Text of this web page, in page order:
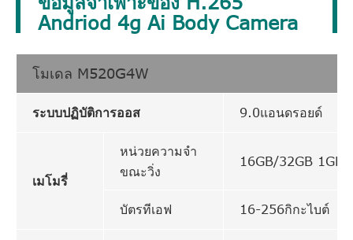
Andriod 4g Ai Body Camera
โมเดล M520G4W
ระบบปฏิบัติการออส 9.0แอนดรอยด์
เมโมรี่
หน่วยความจำ
ขณะวิ่ง
16GB/32GB 1GB
บัตรทีเอฟ 16-256กิกะไบต์